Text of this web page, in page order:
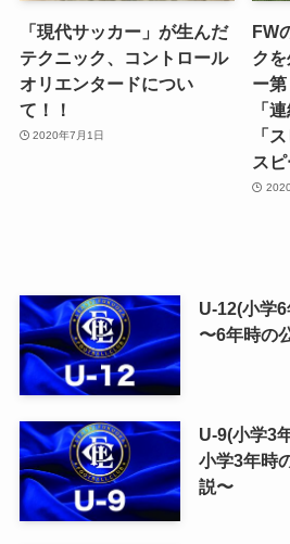
「現代サッカー」が生んだ
テクニック、コントロール
オリエンタードについ
て！！
2020年7月1日
FW
ク
ー
「
「
スピ
U-12(小学
〜6年時の
U-9(小学3
小学3年時
説〜